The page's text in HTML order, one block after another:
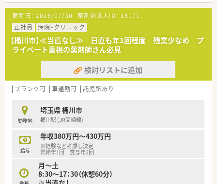
を用意されています
■総合薬剤師・調剤薬剤師（土日休み・19時までの勤務）どちらか
の働き方を選択できます
■調剤併設型だけでなく「医療モール・クリニック併設店舗」「敷
地内薬局」「訪問調剤特化型店舗」など様々な店舗を運営してい
ます
■在宅医療にも積極的取り組んでおり「訪問調剤特化型店舗」を
50店舗以上、無菌調剤室は業界最多の51店舗設置しています
■「プラチナくるみん認定企業」「健康経営優良法人2023（大規模
法人部門）認定」等を取得し一人ひとりが働きやすい環境が整備
■充実した研修制度、人事制度、評価制度、キャリア支援制度等
があるのも特徴です
更新日： 2026/07/30 薬剤師求人ID： 18171
正社員
病院・クリニック
【桶川市】≪当直なし≫ 日直も年1回程度 残業少なめ プ
ライベート重視の薬剤師さん必見
検討リストに追加
ブランク可 車通勤可 託児所あり
勤務地
埼玉県 桶川市
桶川駅 (JR高崎線)
給与
年収380万円～430万円
※経験など考慮し決定
昇給年1回 賞与年2回
月～土
8:30～17：30（休憩60分）